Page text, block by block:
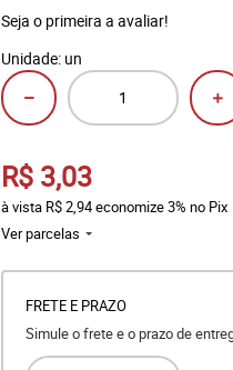
Seja o primeira a avaliar!
Unidade: un
R$ 3,03
à vista R$ 2,94economize3% no Pix
Ver parcelas
FRETE E PRAZO
Simule o frete e o prazo de